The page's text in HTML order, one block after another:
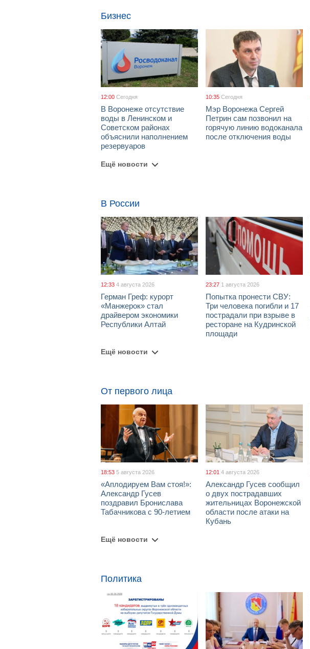
Бизнес
12:00 Сегодня
В Воронеже отсутствие
воды в Ленинском и
Советском районах
объяснили наполнением
резервуаров
10:35 Сегодня
Мэр Воронежа Сергей
Петрин сам позвонил на
горячую линию водоканала
после отключения воды
Ещё новости
В России
12:33 4 августа 2026
Герман Греф: курорт
«Манжерок» стал
драйвером экономики
Республики Алтай
23:27 1 августа 2026
Попытка пронести СВУ:
Три человека погибли и 17
пострадали при взрыве в
ресторане на Кудринской
площади
Ещё новости
От первого лица
18:53 5 августа 2026
«Аплодируем Вам стоя!»:
Александр Гусев
поздравил Бронислава
Табачникова с 90-летием
12:01 4 августа 2026
Александр Гусев сообщил
о двух пострадавших
жительницах Воронежской
области после атаки на
Кубань
Ещё новости
Политика